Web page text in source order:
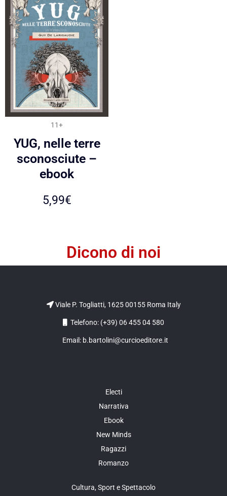
11+
YUG, nelle terre
sconosciute –
ebook
5,99€
Dicono di noi
Viale P. Togliatti, 1625 00155 Roma Italy
Telefono: (+39) 06 455 04 580
Email: b.bartolini@curcioeditore.it
Electi
Narrativa
Ebook
New Minds
Ragazzi
Romanzo
Cultura, Sport e Spettacolo